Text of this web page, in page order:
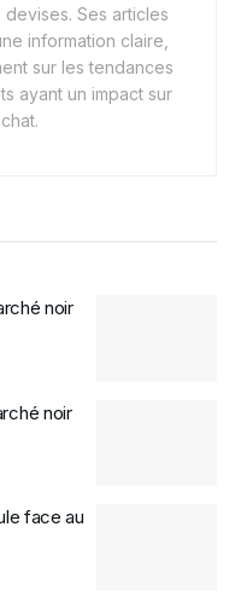
Ses articles
information claire,
sur les tendances
ayant un impact sur
noir
noir
face au